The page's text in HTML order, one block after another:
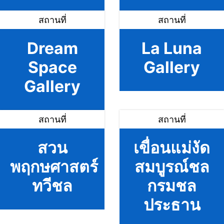
สถานที่
Dream
Space
Gallery
สถานที่
La Luna
Gallery
สถานที่
สวน
พฤกษศาสตร์
ทวีชล
สถานที่
เขื่อนแม่งัด
สมบูรณ์ชล
กรมชล
ประธาน